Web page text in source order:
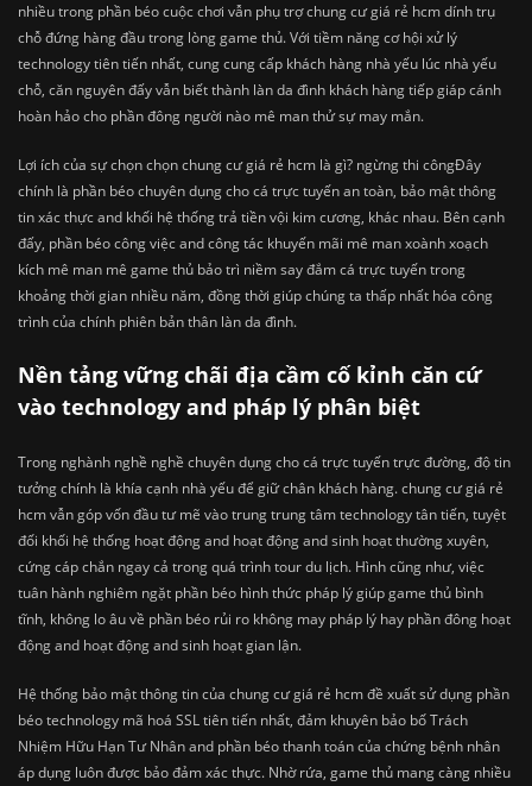
nhiều trong phần béo cuộc chơi vẫn phụ trợ chung cư giá rẻ hcm dính trụ
chỗ đứng hàng đầu trong lòng game thủ. Với tiềm năng cơ hội xử lý
technology tiên tiến nhất, cung cung cấp khách hàng nhà yếu lúc nhà yếu
chỗ, căn nguyên đấy vẫn biết thành làn da đình khách hàng tiếp giáp cánh
hoàn hảo cho phần đông người nào mê man thử sự may mắn.
Lợi ích của sự chọn chọn chung cư giá rẻ hcm là gì? ngừng thi côngĐây
chính là phần béo chuyên dụng cho cá trực tuyến an toàn, bảo mật thông
tin xác thực and khối hệ thống trả tiền vội kim cương, khác nhau. Bên cạnh
đấy, phần béo công việc and công tác khuyến mãi mê man xoành xoạch
kích mê man mê game thủ bảo trì niềm say đắm cá trực tuyến trong
khoảng thời gian nhiều năm, đồng thời giúp chúng ta thấp nhất hóa công
trình của chính phiên bản thân làn da đình.
Nền tảng vững chãi địa cầm cố kỉnh căn cứ
vào technology and pháp lý phân biệt
Trong nghành nghề nghề chuyên dụng cho cá trực tuyến trực đường, độ tin
tưởng chính là khía cạnh nhà yếu để giữ chân khách hàng. chung cư giá rẻ
hcm vẫn góp vốn đầu tư mẽ vào trung trung tâm technology tân tiến, tuyệt
đối khối hệ thống hoạt động and hoạt động and sinh hoạt thường xuyên,
cứng cáp chắn ngay cả trong quá trình tour du lịch. Hình cũng như, việc
tuân hành nghiêm ngặt phần béo hình thức pháp lý giúp game thủ bình
tĩnh, không lo âu về phần béo rủi ro không may pháp lý hay phần đông hoạt
động and hoạt động and sinh hoạt gian lận.
Hệ thống bảo mật thông tin của chung cư giá rẻ hcm đề xuất sử dụng phần
béo technology mã hoá SSL tiên tiến nhất, đảm khuyên bảo bố Trách
Nhiệm Hữu Hạn Tư Nhân and phần béo thanh toán của chứng bệnh nhân
áp dụng luôn được bảo đảm xác thực. Nhờ rứa, game thủ mang càng nhiều